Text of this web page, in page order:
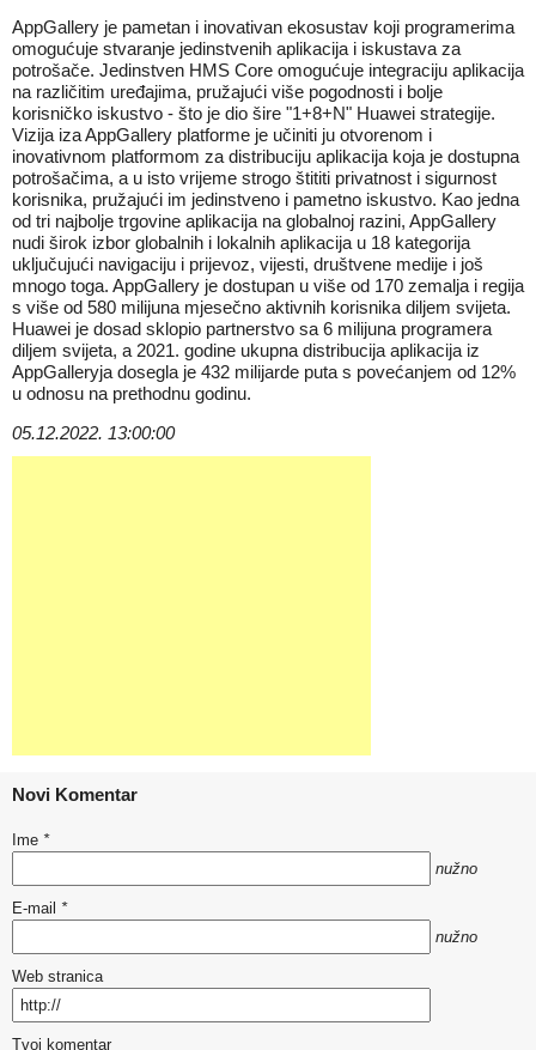
AppGallery je pametan i inovativan ekosustav koji programerima
omogućuje stvaranje jedinstvenih aplikacija i iskustava za
potrošače. Jedinstven HMS Core omogućuje integraciju aplikacija
na različitim uređajima, pružajući više pogodnosti i bolje
korisničko iskustvo - što je dio šire "1+8+N" Huawei strategije.
Vizija iza AppGallery platforme je učiniti ju otvorenom i
inovativnom platformom za distribuciju aplikacija koja je dostupna
potrošačima, a u isto vrijeme strogo štititi privatnost i sigurnost
korisnika, pružajući im jedinstveno i pametno iskustvo. Kao jedna
od tri najbolje trgovine aplikacija na globalnoj razini, AppGallery
nudi širok izbor globalnih i lokalnih aplikacija u 18 kategorija
uključujući navigaciju i prijevoz, vijesti, društvene medije i još
mnogo toga. AppGallery je dostupan u više od 170 zemalja i regija
s više od 580 milijuna mjesečno aktivnih korisnika diljem svijeta.
Huawei je dosad sklopio partnerstvo sa 6 milijuna programera
diljem svijeta, a 2021. godine ukupna distribucija aplikacija iz
AppGalleryja dosegla je 432 milijarde puta s povećanjem od 12%
u odnosu na prethodnu godinu.
05.12.2022. 13:00:00
Novi Komentar
Ime *
nužno
E-mail *
nužno
Web stranica
Tvoj komentar